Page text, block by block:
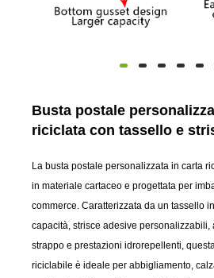
Busta postale
riciclata con tassello e
La busta postale personalizzata in carta
in materiale cartaceo e progettata per
commerce. Caratterizzata da un tassello
capacità, strisce adesive personalizzabili,
strappo e prestazioni idrorepellenti,
riciclabile è ideale per abbigliamento,